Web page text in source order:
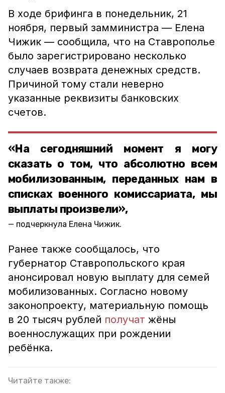
В ходе брифинга в понедельник, 21
ноября, первый замминистра — Елена
Чижик — сообщила, что на Ставрополье
было зарегистрировано несколько
случаев возврата денежных средств.
Причиной тому стали неверно
указанные реквизиты банковских
счетов.
«На сегодняшний момент я могу
сказать о том, что абсолютно всем
мобилизованным, переданных нам в
списках военного комиссариата, мы
выплаты произвели»,
подчеркнула Елена Чижик.
Ранее также сообщалось, что
губернатор Ставропольского края
анонсировал новую выплату для семей
мобилизованных. Согласно новому
законопроекту, материальную помощь
в 20 тысяч рублей получат жёны
военнослужащих при рождении
ребёнка.
Читайте также: